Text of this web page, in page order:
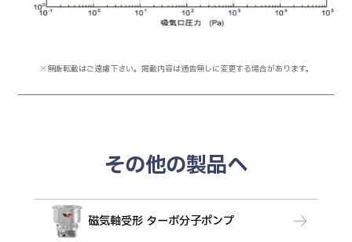
※無断転載はご遠慮下さい。掲載内容は通告無しに変更する場合があります。
その他の製品へ
磁気軸受形 ターボ分子ポンプ